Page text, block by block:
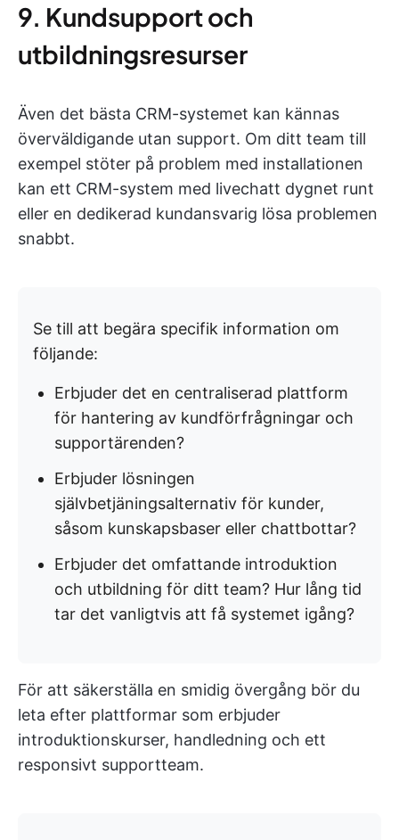
9. Kundsupport och
utbildningsresurser
Även det bästa CRM-systemet kan kännas
överväldigande utan support. Om ditt team till
exempel stöter på problem med installationen
kan ett CRM-system med livechatt dygnet runt
eller en dedikerad kundansvarig lösa problemen
snabbt.
Se till att begära specifik information om
följande:
Erbjuder det en centraliserad plattform
för hantering av kundförfrågningar och
supportärenden?
Erbjuder lösningen
självbetjäningsalternativ för kunder,
såsom kunskapsbaser eller chattbottar?
Erbjuder det omfattande introduktion
och utbildning för ditt team? Hur lång tid
tar det vanligtvis att få systemet igång?
För att säkerställa en smidig övergång bör du
leta efter plattformar som erbjuder
introduktionskurser, handledning och ett
responsivt supportteam.